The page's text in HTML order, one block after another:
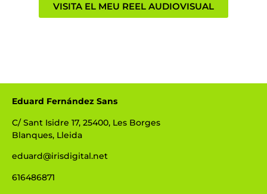
VISITA EL MEU REEL AUDIOVISUAL
Eduard Fernández Sans
C/ Sant Isidre 17, 25400, Les Borges
Blanques, Lleida
eduard@irisdigital.net
616486871